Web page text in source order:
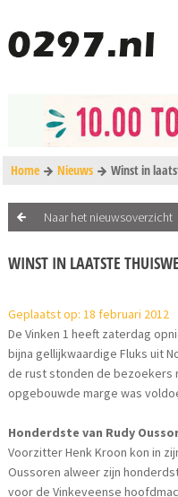
Home Nieuws Winst in
Naar het nieuwsoverzicht
WINST IN LAATSTE
Geplaatst op: 18 februari 2012
De Vinken 1 heeft zaterdag
bijna gellijkwaardige Fluks uit
de rust stonden de bezoekers
opgebouwde marge was
Honderdste van Rudy
Voorzitter Henk Kroon kon in
Oussoren alweer zijn
voor de Vinkeveense